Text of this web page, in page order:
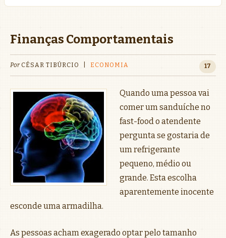
Finanças Comportamentais
Por CÉSAR TIBÚRCIO ECONOMIA 17
Quando uma pessoa vai
comer um sanduíche no
fast-food o atendente
pergunta se gostaria de
um refrigerante
pequeno, médio ou
grande. Esta escolha
aparentemente inocente
esconde uma armadilha.
As pessoas acham exagerado optar pelo tamanho